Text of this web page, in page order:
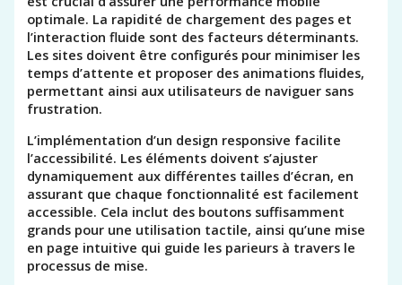
optimale. La rapidité de chargement des pages et
l’interaction fluide sont des facteurs déterminants.
Les sites doivent être configurés pour minimiser les
temps d’attente et proposer des animations fluides,
permettant ainsi aux utilisateurs de naviguer sans
frustration.
L’implémentation d’un design responsive facilite
l’accessibilité. Les éléments doivent s’ajuster
dynamiquement aux différentes tailles d’écran, en
assurant que chaque fonctionnalité est facilement
accessible. Cela inclut des boutons suffisamment
grands pour une utilisation tactile, ainsi qu’une mise
en page intuitive qui guide les parieurs à travers le
processus de mise.